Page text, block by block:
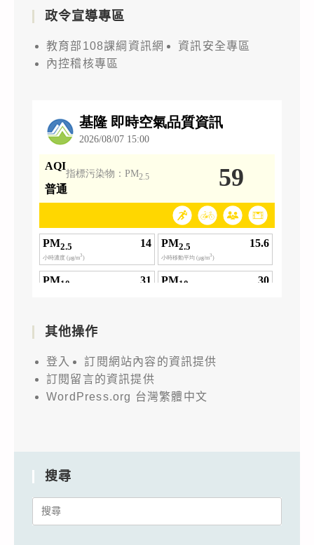
政令宣導專區
教育部108課綱資訊網
資訊安全專區
內控稽核專區
其他操作
登入
訂閱網站內容的資訊提供
訂閱留言的資訊提供
WordPress.org 台灣繁體中文
搜尋
Search